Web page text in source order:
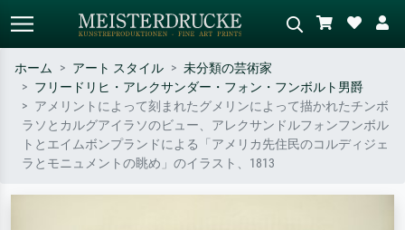
標準検索 AI画像検索
作家名・作品名・スタイルで検索
– 例：モネ、星月夜、印象派、北
斎の波、ヌード。
シーンを説明してください – 例：
緑の草原、赤の多い抽象画、暗い
油絵、木のそばの立ち姿のヌー
ホーム アート スタイル
未分類の芸術家
フリードリヒ・アレクサンダー・フォン・フンボルト男爵
アメリントによって刻まれたグメリンによって描かれたチンボ
ラソとカルグアイラソのビュー、アレクサンドルフォンフンボル
トとエイムボンプランドによる「アメリカ先住民のコルディジェ
ラとモニュメントの眺め」のイラスト、1813